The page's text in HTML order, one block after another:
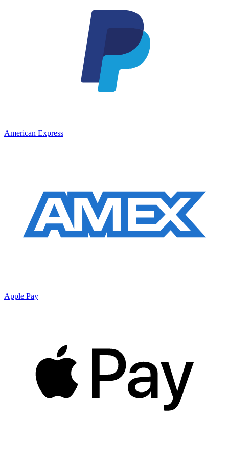
American Express
Apple Pay